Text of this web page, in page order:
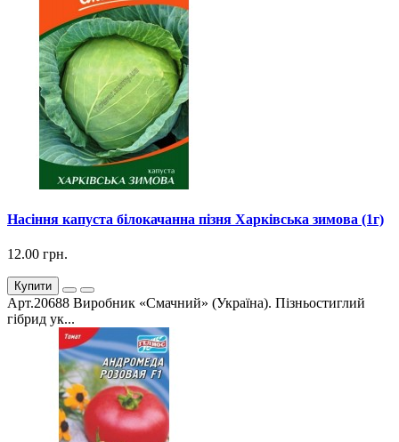
Насіння капуста білокачанна пізня Харківська зимова (1г)
12.00 грн.
Купити
Арт.20688 Виробник «Смачний» (Україна). Пізньостиглий
гібрид ук...